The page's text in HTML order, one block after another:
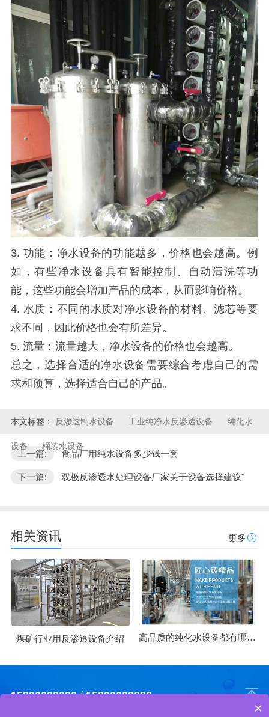
3. 功能：净水设备的功能越多，价格也会越高。例
如，有些净水设备具有智能控制、自动清洗等功
能，这些功能会增加产品的成本，从而影响价格。
4. 水质：不同的水质对净水设备的材料、滤芯等要
求不同，因此价格也会有所差异。
5. 流量：流量越大，净水设备的价格也会越高。
总之，选择合适的净水设备需要综合考虑自己的需
求和预算，选择适合自己的产品。
本文标签： 反渗透制水设备 工业纯净水反渗透设备 纯化水
设备 桶装水设备
上一篇: 食品厂用纯水设备多少钱一套
下一篇: 双极反渗透水处理设备厂家关于设备选择建议"
相关资讯 更多
煤矿行业用反渗透设备介绍 高品质的纯化水设备都有哪些优势
15890628086/15890628086
×